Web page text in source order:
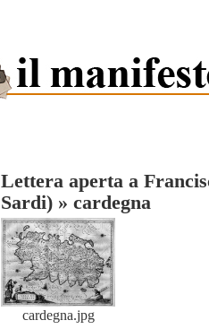
Lettera aperta a
Sardi) » cardegna
cardegna.jpg